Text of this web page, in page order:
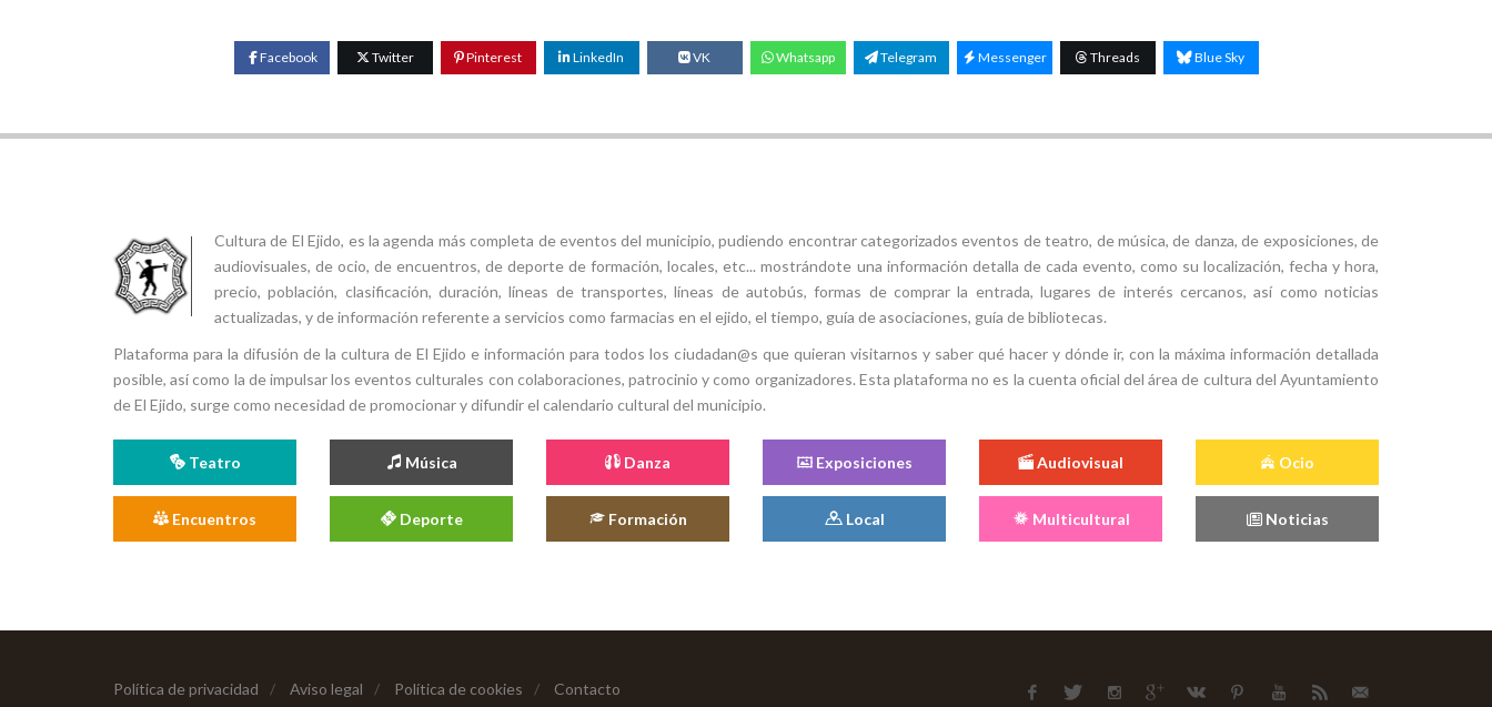
Facebook Twitter Pinterest LinkedIn VK Whatsapp Telegram Messenger Threads Blue Sky
Cultura de El Ejido, es la agenda más completa de eventos del municipio, pudiendo encontrar categorizados eventos de teatro, de música, de danza, de exposiciones, de
audiovisuales, de ocio, de encuentros, de deporte de formación, locales, etc... mostrándote una información detalla de cada evento, como su localización, fecha y hora,
precio, población, clasificación, duración, líneas de transportes, líneas de autobús, formas de comprar la entrada, lugares de interés cercanos, así como noticias
actualizadas, y de información referente a servicios como farmacias en el ejido, el tiempo, guía de asociaciones, guía de bibliotecas.
Plataforma para la difusión de la cultura de El Ejido e información para todos los ciudadan@s que quieran visitarnos y saber qué hacer y dónde ir, con la máxima información detallada
posible, así como la de impulsar los eventos culturales con colaboraciones, patrocinio y como organizadores. Esta plataforma no es la cuenta oficial del área de cultura del Ayuntamiento
de El Ejido, surge como necesidad de promocionar y difundir el calendario cultural del municipio.
Teatro Música Danza Exposiciones Audiovisual Ocio
Encuentros Deporte Formación Local Multicultural Noticias
Política de privacidad / Aviso legal / Política de cookies / Contacto